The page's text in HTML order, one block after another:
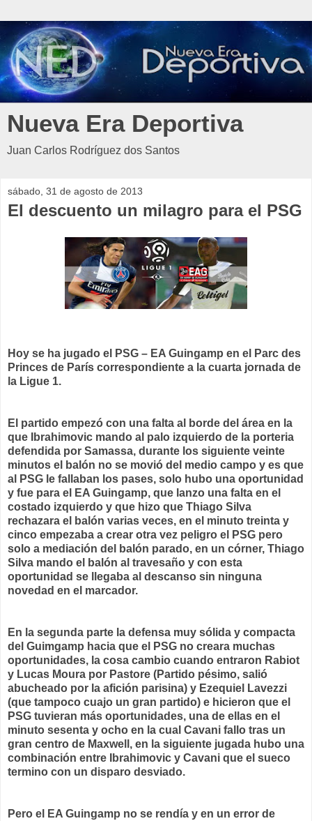
Nueva Era Deportiva
Juan Carlos Rodríguez dos Santos
sábado, 31 de agosto de 2013
El descuento un milagro para el PSG
Hoy se ha jugado el PSG – EA Guingamp en el Parc des
Princes de París correspondiente a la cuarta jornada de
la Ligue 1.
El partido empezó con una falta al borde del área en la
que Ibrahimovic mando al palo izquierdo de la porteria
defendida por Samassa, durante los siguiente veinte
minutos el balón no se movió del medio campo y es que
al PSG le fallaban los pases, solo hubo una oportunidad
y fue para el EA Guingamp, que lanzo una falta en el
costado izquierdo y que hizo que Thiago Silva
rechazara el balón varias veces, en el minuto treinta y
cinco empezaba a crear otra vez peligro el PSG pero
solo a mediación del balón parado, en un córner, Thiago
Silva mando el balón al travesaño y con esta
oportunidad se llegaba al descanso sin ninguna
novedad en el marcador.
En la segunda parte la defensa muy sólida y compacta
del Guimgamp hacia que el PSG no creara muchas
oportunidades, la cosa cambio cuando entraron Rabiot
y Lucas Moura por Pastore (Partido pésimo, salió
abucheado por la afición parisina) y Ezequiel Lavezzi
(que tampoco cuajo un gran partido) e hicieron que el
PSG tuvieran más oportunidades, una de ellas en el
minuto sesenta y ocho en la cual Cavani fallo tras un
gran centro de Maxwell, en la siguiente jugada hubo una
combinación entre Ibrahimovic y Cavani que el sueco
termino con un disparo desviado.
Pero el EA Guingamp no se rendía y en un error de